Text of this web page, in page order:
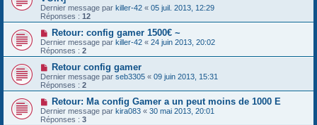
Dernier message par killer-42 « 05 juil. 2013, 12:29
Réponses : 12
Retour: config gamer 1500€ ~
Dernier message par killer-42 « 24 juin 2013, 20:02
Réponses : 2
Retour config gamer
Dernier message par seb3305 « 09 juin 2013, 15:31
Réponses : 2
Retour: Ma config Gamer a un peut moins de 1000 E
Dernier message par kira083 « 30 mai 2013, 20:01
Réponses : 3